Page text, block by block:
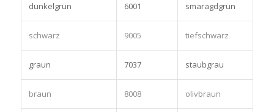
dunkelgrün 6001 smaragdgrün
schwarz 9005 tiefschwarz
graun 7037 staubgrau
braun 8008 olivbraun